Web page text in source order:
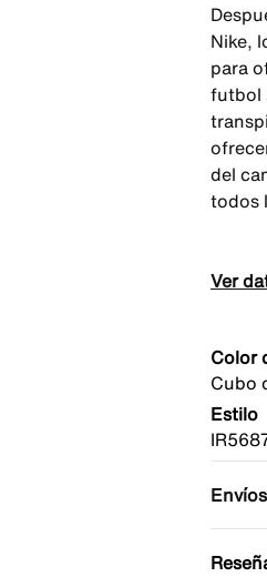
Nike,
para
futbol
del
todos
Ver
Color
Cubo
Estilo